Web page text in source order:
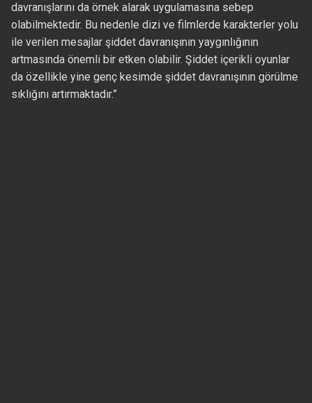
davranışlarını da örnek alarak uygulamasına sebep
olabilmektedir. Bu nedenle dizi ve filmlerde karakterler yolu
ile verilen mesajlar şiddet davranışının yaygınlığının
artmasında önemli bir etken olabilir. Şiddet içerikli oyunlar
da özellikle yine genç kesimde şiddet davranışının görülme
sıklığını artırmaktadır.”